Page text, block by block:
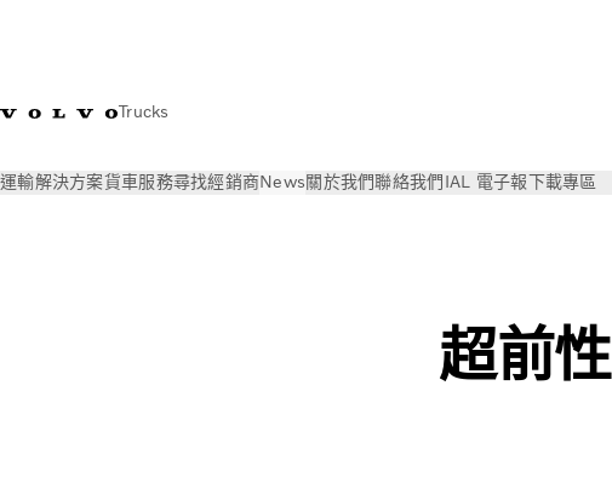
Trucks
運輸解決方案貨車服務尋找經銷商News關於我們聯絡我們 IAL 電子報下載專區
超前